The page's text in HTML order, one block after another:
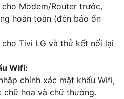
cho Modem/Router trước,
hoàn toàn (đèn báo ổn
cho Tivi LG và thử kết nối lại
Wifi:
chính xác mật khẩu Wifi,
chữ hoa và chữ thường.